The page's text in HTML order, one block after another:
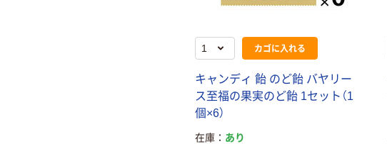
カゴに入れる
キャンディ 飴 のど飴 バヤリー
ス至福の果実のど飴 1セット（1
個×6）
在庫
あり